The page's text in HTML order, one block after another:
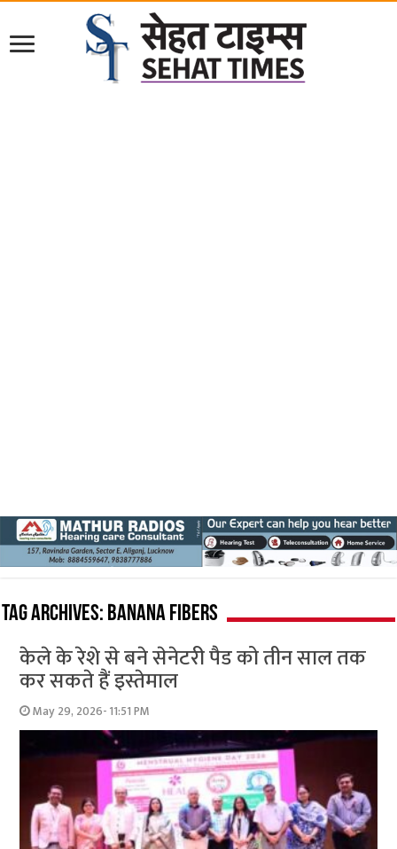
Tag Archives: banana fibers
केले के रेशे से बने सेनेटरी पैड को तीन साल तक
कर सकते हैं इस्तेमाल
May 29, 2026- 11:51 PM